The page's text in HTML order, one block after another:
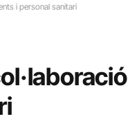
i personal sanitari